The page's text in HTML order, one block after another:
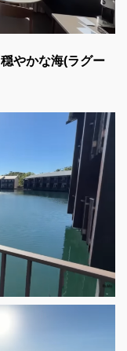
穏やかな海(ラグー